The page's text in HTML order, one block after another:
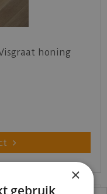
honing
×
gebruik